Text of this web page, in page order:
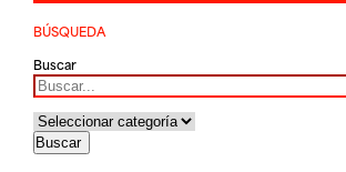
BÚSQUEDA
Buscar